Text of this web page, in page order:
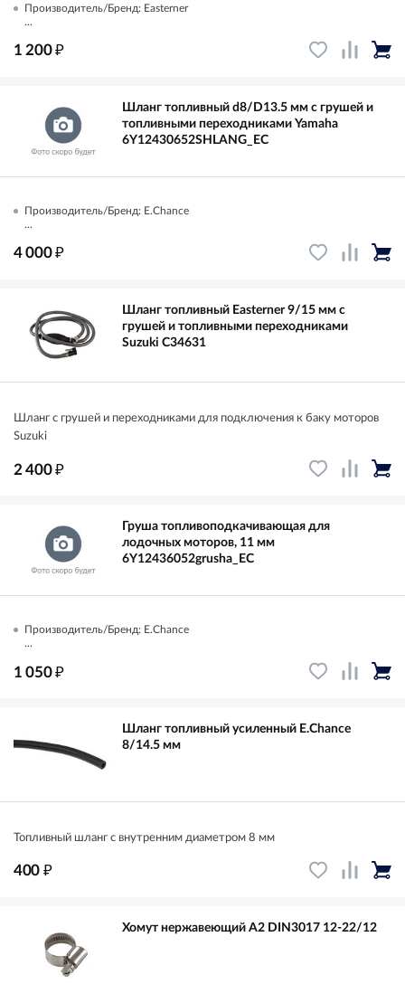
Производитель/Бренд: Easterner
...
1 200₽
Шланг топливный d8/D13.5 мм с грушей и
топливными переходниками Yamaha
6Y12430652SHLANG_EC
Производитель/Бренд: E.Chance
...
4 000₽
Шланг топливный Easterner 9/15 мм с
грушей и топливными переходниками
Suzuki C34631
Шланг с грушей и переходниками для подключения к баку моторов
Suzuki
2 400₽
Груша топливоподкачивающая для
лодочных моторов, 11 мм
6Y12436052grusha_EC
Производитель/Бренд: E.Chance
...
1 050₽
Шланг топливный усиленный E.Chance
8/14.5 мм
Топливный шланг с внутренним диаметром 8 мм
400 ₽
Хомут нержавеющий A2 DIN3017 12-22/12